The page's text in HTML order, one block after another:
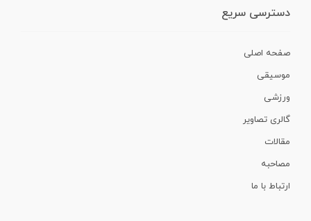
دسترسی سریع
صفحه اصلی
موسیقی
ورزشی
گالری تصاویر
مقالات
مصاحبه
ارتباط با ما